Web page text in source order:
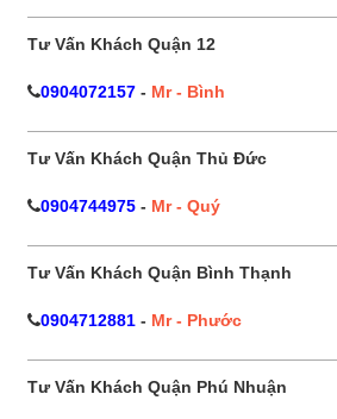
Tư Vấn Khách Quận 12
0904072157 - Mr - Bình
Tư Vấn Khách Quận Thủ Đức
0904744975 - Mr - Quý
Tư Vấn Khách Quận Bình Thạnh
0904712881 - Mr - Phước
Tư Vấn Khách Quận Phú Nhuận